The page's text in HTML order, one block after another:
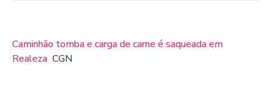
Caminhão tomba e carga de carne é saqueada em
Realeza CGN